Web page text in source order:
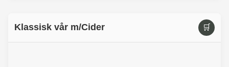
Klassisk vår m/Cider 🛒